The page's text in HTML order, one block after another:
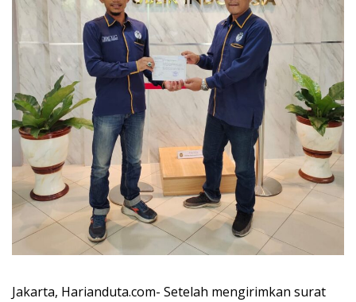
Jakarta, Harianduta.com- Setelah mengirimkan surat